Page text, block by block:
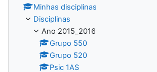
Minhas disciplinas
Disciplinas
Ano 2015_2016
Grupo 550
Grupo 520
Psic 1AS